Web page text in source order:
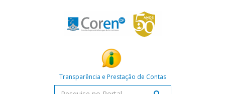
Transparência e Prestação de Contas